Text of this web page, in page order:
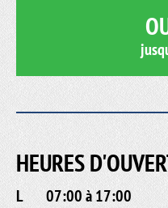
HEURES
L
07:00 à 17:00